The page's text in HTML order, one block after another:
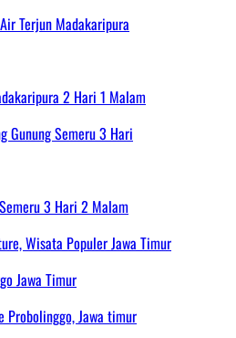
2 Hari 1 Malam
3 Hari 2 Malam
Jawa Timur
Probolinggo, Jawa timur